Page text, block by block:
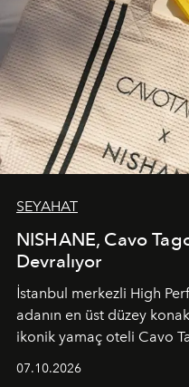
SEYAHAT
NISHANE, Cavo
Devralıyor
İstanbul merkezli High
adanın en üst düzey
ikonik yamaç oteli Cavo
07.10.2026